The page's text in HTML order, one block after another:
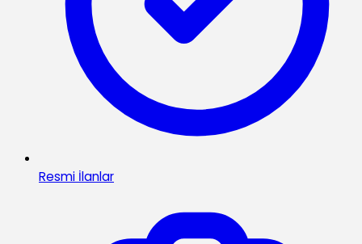
Resmi İlanlar